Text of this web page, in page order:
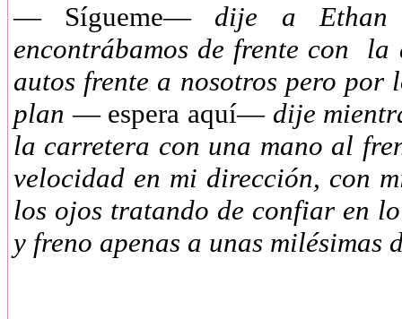
— Sígueme— dije a Ethan
encontrábamos de frente con la
autos frente a nosotros pero
plan— espera aquí—dije
la carretera con una mano al
velocidad en mi dirección, con
los ojos tratando de confiar en
y freno apenas a unas milésimas